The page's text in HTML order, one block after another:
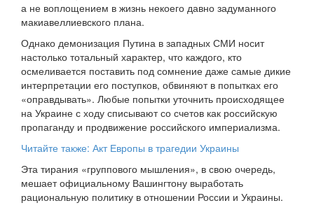
а не воплощением в жизнь некоего давно задуманного
макиавеллиевского плана.
Однако демонизация Путина в западных СМИ носит
настолько тотальный характер, что каждого, кто
осмеливается поставить под сомнение даже самые дикие
интерпретации его поступков, обвиняют в попытках его
«оправдывать». Любые попытки уточнить происходящее
на Украине с ходу списывают со счетов как российскую
пропаганду и продвижение российского империализма.
Читайте также: Акт Европы в трагедии Украины
Эта тирания «группового мышления», в свою очередь,
мешает официальному Вашингтону выработать
рациональную политику в отношении России и Украины.